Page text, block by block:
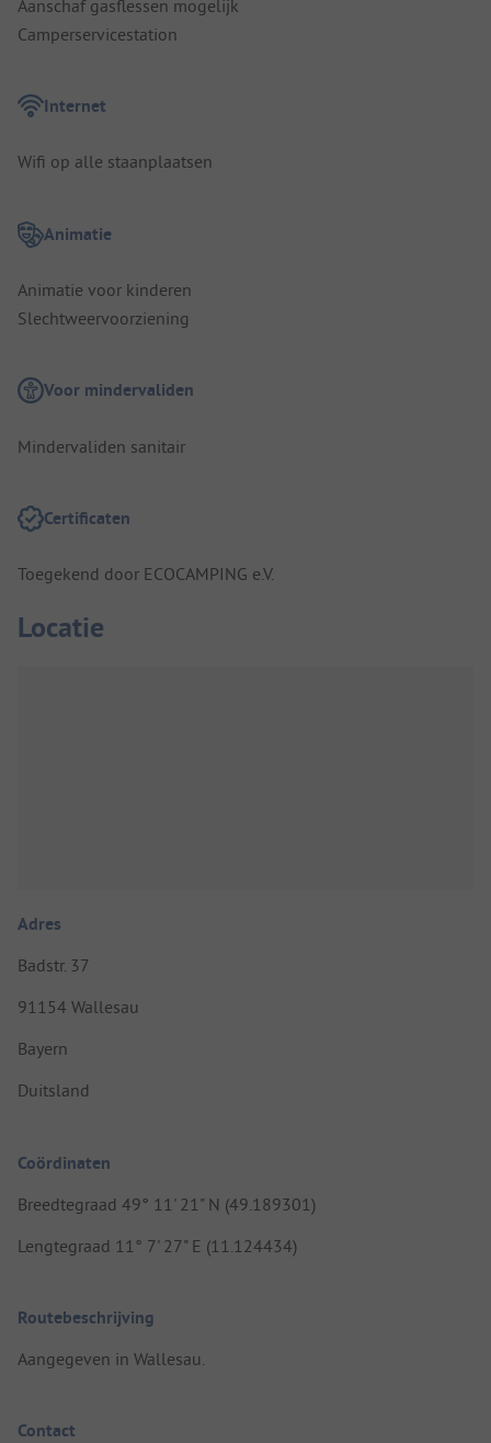
Aanschaf gasflessen mogelijk
Camperservicestation
Internet
Wifi op alle staanplaatsen
Animatie
Animatie voor kinderen
Slechtweervoorziening
Voor mindervaliden
Mindervaliden sanitair
Certificaten
Toegekend door ECOCAMPING e.V.
Locatie
Adres
Badstr. 37
91154 Wallesau
Bayern
Duitsland
Coördinaten
Breedtegraad 49° 11' 21" N (49.189301)
Lengtegraad 11° 7' 27" E (11.124434)
Routebeschrijving
Aangegeven in Wallesau.
Contact